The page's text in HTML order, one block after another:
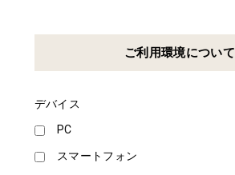
ご利用環境について
デバイス
PC
スマートフォン